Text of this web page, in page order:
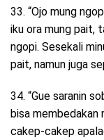
33. “Ojo mung
iku ora mung pait,
ngopi. Sesekali
pait, namun juga
34. “Gue saranin
bisa membedakan
cakep-cakep